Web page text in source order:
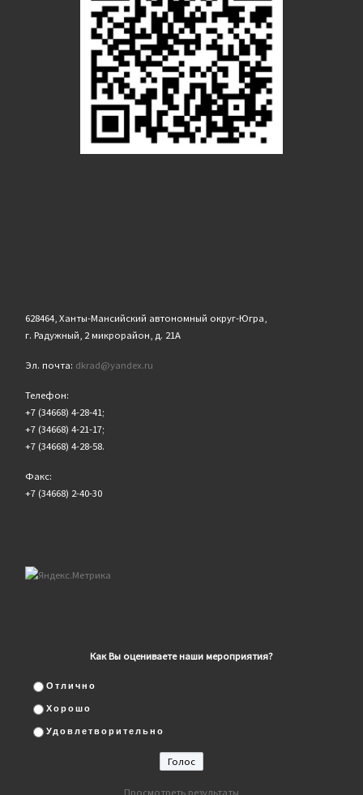
628464, Ханты-Мансийский автономный округ-Югра,
г. Радужный, 2 микрорайон, д. 21А
Эл. почта: dkrad@yandex.ru
Телефон:
+7 (34668) 4-28-41;
+7 (34668) 4-21-17;
+7 (34668) 4-28-58.
Факс:
+7 (34668) 2-40-30
Как Вы оцениваете наши мероприятия?
Отлично
Хорошо
Удовлетворительно
Просмотреть результаты